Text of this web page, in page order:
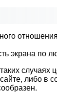
экрана по
либо в